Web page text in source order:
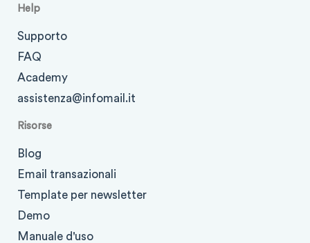
Help
Supporto
FAQ
Academy
assistenza@infomail.it
Risorse
Blog
Email transazionali
Template per newsletter
Demo
Manuale d'uso